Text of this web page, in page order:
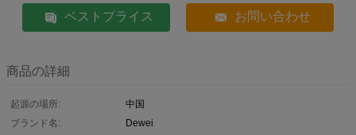
ベストプライス お問い合わせ
商品の詳細
起源の場所:
中国
ブランド名:
Dewei